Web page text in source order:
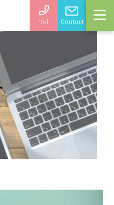
Tel Contact